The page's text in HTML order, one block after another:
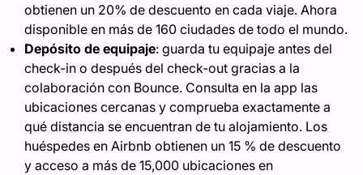
obtienen un 20% de descuento en cada viaje. Ahora
disponible en más de 160 ciudades de todo el mundo.
Depósito de equipaje: guarda tu equipaje antes del
check-in o después del check-out gracias a la
colaboración con Bounce. Consulta en la app las
ubicaciones cercanas y comprueba exactamente a
qué distancia se encuentran de tu alojamiento. Los
huéspedes en Airbnb obtienen un 15 % de descuento
y acceso a más de 15,000 ubicaciones en